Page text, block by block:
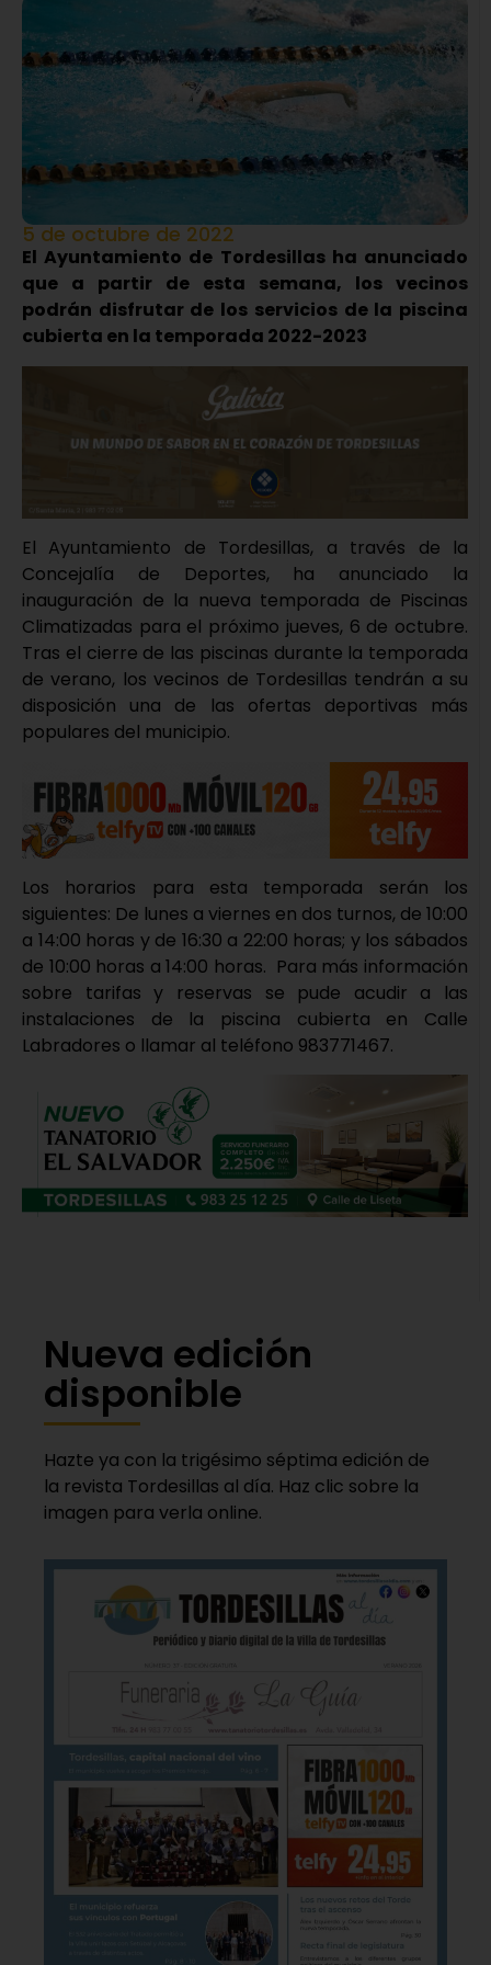
5 de octubre de 2022
El Ayuntamiento de Tordesillas ha anunciado
que a partir de esta semana, los vecinos
podrán disfrutar de los servicios de la piscina
cubierta en la temporada 2022-2023
El Ayuntamiento de Tordesillas, a través de la
Concejalía de Deportes, ha anunciado la
inauguración de la nueva temporada de Piscinas
Climatizadas para el próximo jueves, 6 de octubre.
Tras el cierre de las piscinas durante la temporada
de verano, los vecinos de Tordesillas tendrán a su
disposición una de las ofertas deportivas más
populares del municipio.
Los horarios para esta temporada serán los
siguientes: De lunes a viernes en dos turnos, de 10:00
a 14:00 horas y de 16:30 a 22:00 horas; y los sábados
de 10:00 horas a 14:00 horas. Para más información
sobre tarifas y reservas se pude acudir a las
instalaciones de la piscina cubierta en Calle
Labradores o llamar al teléfono 983771467.
Nueva edición
disponible
Hazte ya con la trigésimo séptima edición de
la revista Tordesillas al día. Haz clic sobre la
imagen para verla online.